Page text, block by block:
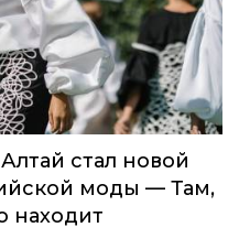
стал новой
моды — Там,
находит